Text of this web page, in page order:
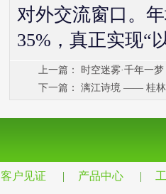
对外交流窗口。
35%，真正实现“
上一篇：
时空迷雾·千年一梦
下一篇： 漓江诗境 —— 桂林
客户见证 | 产品中心 |